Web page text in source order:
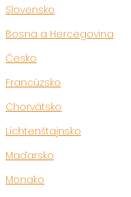
Slovensko
Bosna a Hercegovina
Česko
Francúzsko
Chorvátsko
Lichtenštajnsko
Maďarsko
Monako